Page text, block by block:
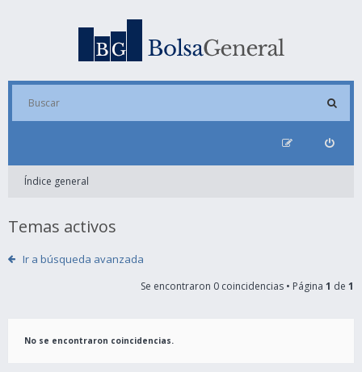
Índice general
Temas activos
Ir a búsqueda avanzada
Se encontraron 0 coincidencias • Página 1 de 1
No se encontraron coincidencias.